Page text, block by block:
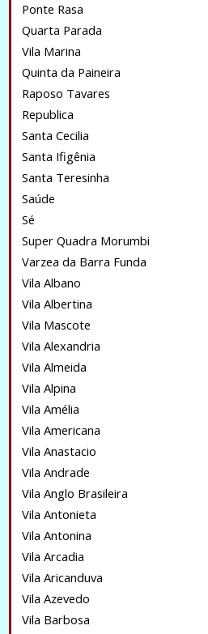
Ponte Rasa
Quarta Parada
Vila Marina
Quinta da Paineira
Raposo Tavares
Republica
Santa Cecilia
Santa Ifigênia
Santa Teresinha
Saúde
Sé
Super Quadra Morumbi
Varzea da Barra Funda
Vila Albano
Vila Albertina
Vila Mascote
Vila Alexandria
Vila Almeida
Vila Alpina
Vila Amélia
Vila Americana
Vila Anastacio
Vila Andrade
Vila Anglo Brasileira
Vila Antonieta
Vila Antonina
Vila Arcadia
Vila Aricanduva
Vila Azevedo
Vila Barbosa